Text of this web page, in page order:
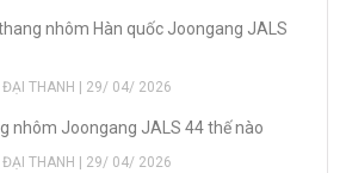
nhôm Hàn quốc Joongang JALS
ĐẠI THANH | 29/ 04/ 2026
nhôm Joongang JALS 44 thế nào
ĐẠI THANH | 29/ 04/ 2026